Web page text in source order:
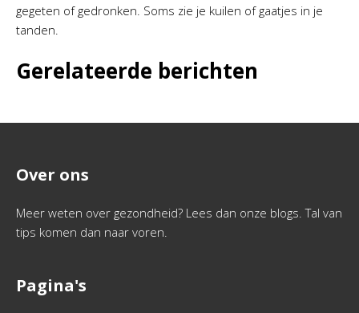
gegeten of gedronken. Soms zie je kuilen of gaatjes in je
tanden.
Gerelateerde berichten
Over ons
Meer weten over gezondheid? Lees dan onze blogs. Tal van
tips komen dan naar voren.
Pagina's